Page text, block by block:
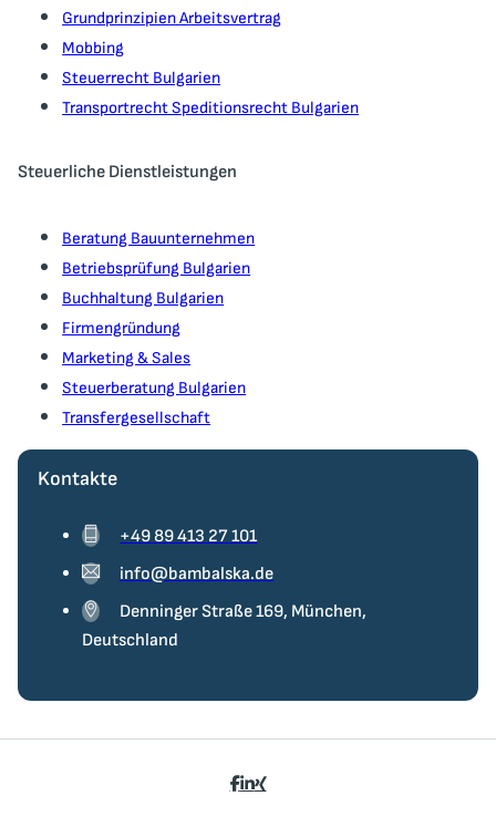
Grundprinzipien Arbeitsvertrag
Mobbing
Steuerrecht Bulgarien
Transportrecht Speditionsrecht Bulgarien
Steuerliche Dienstleistungen
Beratung Bauunternehmen
Betriebsprüfung Bulgarien
Buchhaltung Bulgarien
Firmengründung
Marketing & Sales
Steuerberatung Bulgarien
Transfergesellschaft
Kontakte
+49 89 413 27 101
info@bambalska.de
Denninger Straße 169, München,
Deutschland